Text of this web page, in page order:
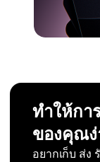
ทำให้กา
ของคุณ
อยากเก็บ ส่ง